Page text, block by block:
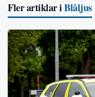
Fler artiklar iBlåljus